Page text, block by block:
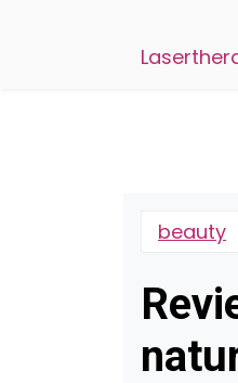
beauty